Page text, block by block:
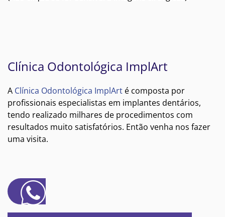
Clínica Odontológica ImplArt
A Clínica Odontológica ImplArt é composta por
profissionais especialistas em implantes dentários,
tendo realizado milhares de procedimentos com
resultados muito satisfatórios. Então venha nos fazer
uma visita.